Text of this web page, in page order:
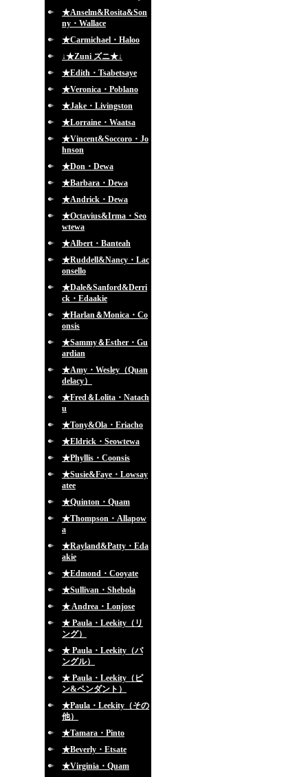
★Anselm&Rosita&Son
ny・Wallace
★Carmichael・Haloo
↓★Zuni ズニ★↓
★Edith・Tsabetsaye
★Veronica・Poblano
★Jake・Livingston
★Lorraine・Waatsa
★Vincent&Soccoro・Jo
hnson
★Don・Dewa
★Barbara・Dewa
★Andrick・Dewa
★Octavius&Irma・Seo
wtewa
★Albert・Banteah
★Ruddell&Nancy・Lac
onsello
★Dale&Sanford&Derri
ck・Edaakie
★Harlan＆Monica・Co
onsis
★Sammy＆Esther・Gu
ardian
★Amy・Wesley（Quan
delacy）
★Fred＆Lolita・Natach
u
★Tony&Ola・Eriacho
★Eldrick・Seowtewa
★Phyllis・Coonsis
★Susie&Faye・Lowsay
atee
★Quinton・Quam
★Thompson・Allapow
a
★Rayland&Patty・Eda
akie
★Edmond・Cooyate
★Sullivan・Shebola
★ Andrea・Lonjose
★ Paula・Leekity（リ
ング）
★ Paula・Leekity（バ
ングル）
★ Paula・Leekity（ピ
ン&ペンダント）
★Paula・Leekity（その
他）
★Tamara・Pinto
★Beverly・Etsate
★Virginia・Quam